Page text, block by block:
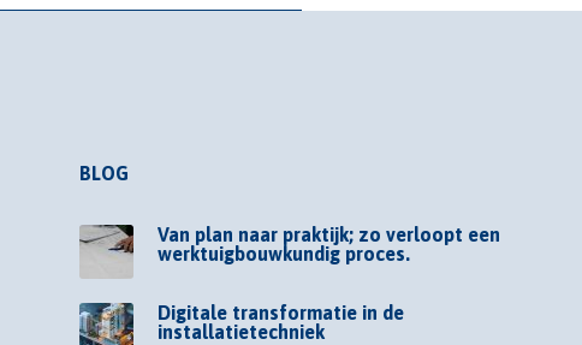
BLOG
Van plan naar praktijk; zo verloopt een
werktuigbouwkundig proces.
Digitale transformatie in de
installatietechniek